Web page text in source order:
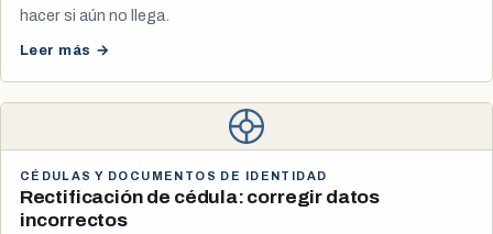
hacer si aún no llega.
Leer más →
CÉDULAS Y DOCUMENTOS DE IDENTIDAD
Rectificación de cédula: corregir datos
incorrectos